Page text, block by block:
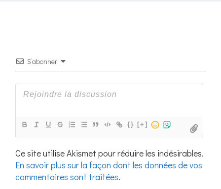
S’abonner
{} [+]
Ce site utilise Akismet pour réduire les indésirables.
En savoir plus sur la façon dont les données de vos
commentaires sont traitées.